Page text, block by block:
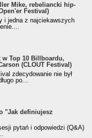
Mike, rebeliancki hip-
Festival)
i jedna z najciekawszych
w Top 10 Billboardu,
(CLOUT Festival)
zdecydowanie nie był
po...
"Jak definiujesz
pytań i odpowiedzi (Q&A)